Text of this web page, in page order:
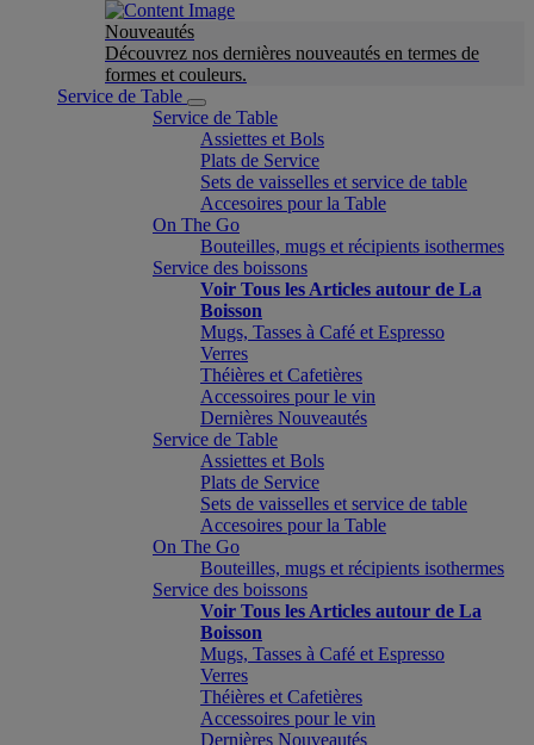
Nouveautés
Découvrez nos dernières nouveautés en termes de
formes et couleurs.
Service de Table
Service de Table
Assiettes et Bols
Plats de Service
Sets de vaisselles et service de table
Accesoires pour la Table
On The Go
Bouteilles, mugs et récipients isothermes
Service des boissons
Voir Tous les Articles autour de La
Boisson
Mugs, Tasses à Café et Espresso
Verres
Théières et Cafetières
Accessoires pour le vin
Dernières Nouveautés
Service de Table
Assiettes et Bols
Plats de Service
Sets de vaisselles et service de table
Accesoires pour la Table
On The Go
Bouteilles, mugs et récipients isothermes
Service des boissons
Voir Tous les Articles autour de La
Boisson
Mugs, Tasses à Café et Espresso
Verres
Théières et Cafetières
Accessoires pour le vin
Dernières Nouveautés